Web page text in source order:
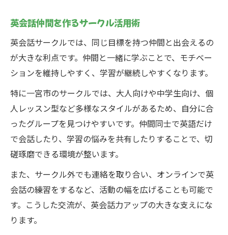
英会話仲間を作るサークル活用術
英会話サークルでは、同じ目標を持つ仲間と出会えるの
が大きな利点です。仲間と一緒に学ぶことで、モチベー
ションを維持しやすく、学習が継続しやすくなります。
特に一宮市のサークルでは、大人向けや中学生向け、個
人レッスン型など多様なスタイルがあるため、自分に合
ったグループを見つけやすいです。仲間同士で英語だけ
で会話したり、学習の悩みを共有したりすることで、切
磋琢磨できる環境が整います。
また、サークル外でも連絡を取り合い、オンラインで英
会話の練習をするなど、活動の幅を広げることも可能で
す。こうした交流が、英会話力アップの大きな支えにな
ります。